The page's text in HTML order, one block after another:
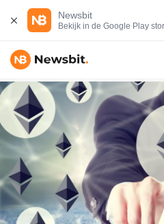
Newsbit
Bekijk in de Google Play